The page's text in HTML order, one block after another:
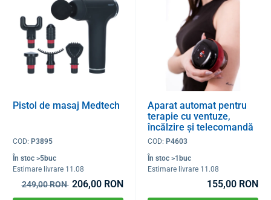
Pistol de masaj Medtech
COD: P3895
În stoc >5buc
Estimare livrare 11.08
249,00 RON 206,00 RON
Aparat automat pentru
terapie cu ventuze,
încălzire și telecomandă
COD: P4603
În stoc >1buc
Estimare livrare 11.08
155,00 RON